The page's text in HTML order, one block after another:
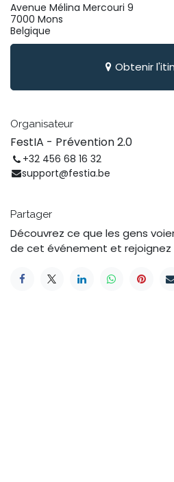
Avenue Mélina Mercouri 9
7000 Mons
Belgique
Obtenir
Organisateur
FestIA - Prévention 2.0
+32 456 68 16 32
support@festia.be
Partager
Découvrez ce que les gens
de cet événement et rejoignez